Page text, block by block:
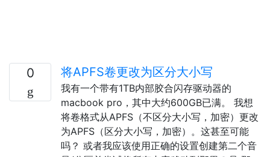
0 将APFS卷更改为区分大小写
我有一个带有1TB内部胶合闪存驱动器的
macbook pro，其中大约600GB已满。 我想
将卷格式从APFS（不区分大小写，加密）更改
为APFS（区分大小写，加密）。这甚至可能
吗？ 或者我应该使用正确的设置创建第二个音